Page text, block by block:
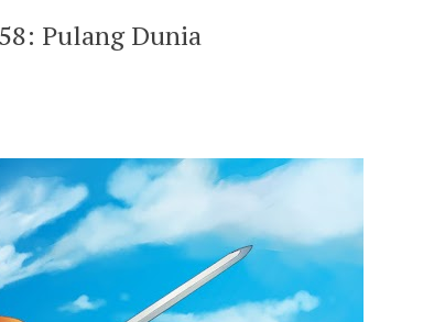
Pulang Dunia